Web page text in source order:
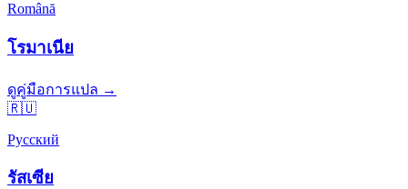
Română
โรมาเนีย
ดูคู่มือการแปล →
🇷🇺
Русский
รัสเซีย